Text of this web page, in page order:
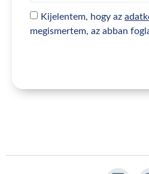
Kijelentem, hogy az
megismertem, az abban